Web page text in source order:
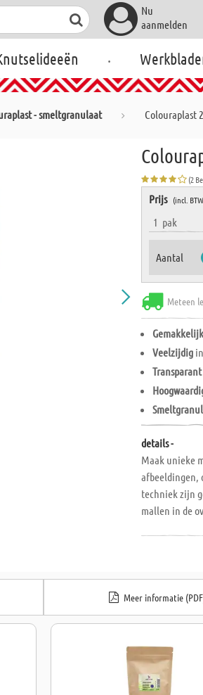
Nu
aanmelden
.
- smeltgranulaat Colouraplast
(2
Prijs (incl.
1 pak
Aantal
Meteen
Gemakkelijk
Veelzijdig
Transparant
details -
Maak unieke
afbeeldingen,
techniek zijn
mallen in de
Incl.
Meer informatie